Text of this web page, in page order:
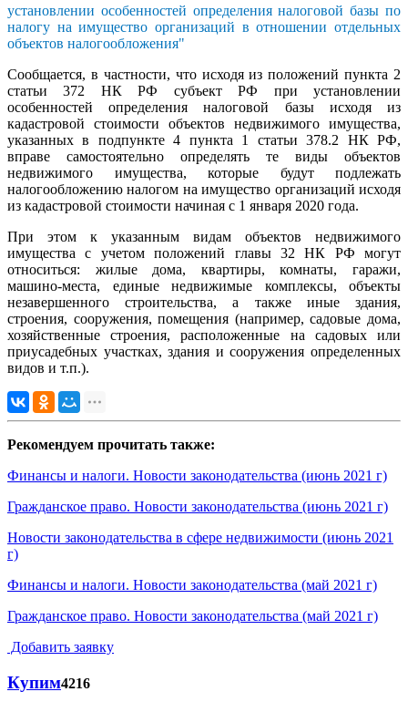
установлении особенностей определения налоговой базы по
налогу на имущество организаций в отношении отдельных
объектов налогообложения"
Сообщается, в частности, что исходя из положений пункта 2
статьи 372 НК РФ субъект РФ при установлении
особенностей определения налоговой базы исходя из
кадастровой стоимости объектов недвижимого имущества,
указанных в подпункте 4 пункта 1 статьи 378.2 НК РФ,
вправе самостоятельно определять те виды объектов
недвижимого имущества, которые будут подлежать
налогообложению налогом на имущество организаций исходя
из кадастровой стоимости начиная с 1 января 2020 года.
При этом к указанным видам объектов недвижимого
имущества с учетом положений главы 32 НК РФ могут
относиться: жилые дома, квартиры, комнаты, гаражи,
машино-места, единые недвижимые комплексы, объекты
незавершенного строительства, а также иные здания,
строения, сооружения, помещения (например, садовые дома,
хозяйственные строения, расположенные на садовых или
приусадебных участках, здания и сооружения определенных
видов и т.п.).
Рекомендуем прочитать также:
Финансы и налоги. Новости законодательства (июнь 2021 г)
Гражданское право. Новости законодательства (июнь 2021 г)
Новости законодательства в сфере недвижимости (июнь 2021
г)
Финансы и налоги. Новости законодательства (май 2021 г)
Гражданское право. Новости законодательства (май 2021 г)
Добавить заявку
Купим4216